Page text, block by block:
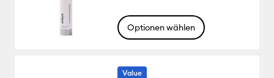
Optionen wählen
Value